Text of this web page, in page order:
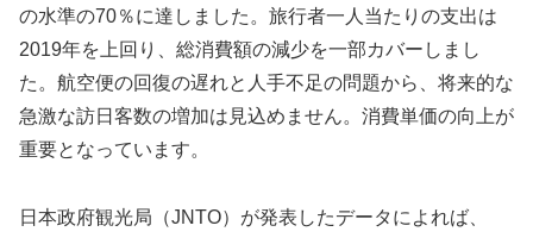
の水準の70％に達しました。旅行者一人当たりの支出は
2019年を上回り、総消費額の減少を一部カバーしまし
た。航空便の回復の遅れと人手不足の問題から、将来的な
急激な訪日客数の増加は見込めません。消費単価の向上が
重要となっています。
日本政府観光局（JNTO）が発表したデータによれば、